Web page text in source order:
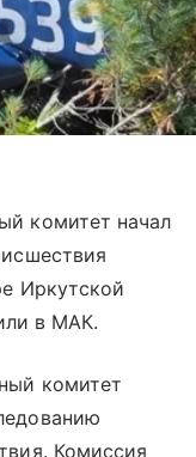
комитет начал
Иркутской
в МАК.
комитет
Комиссия